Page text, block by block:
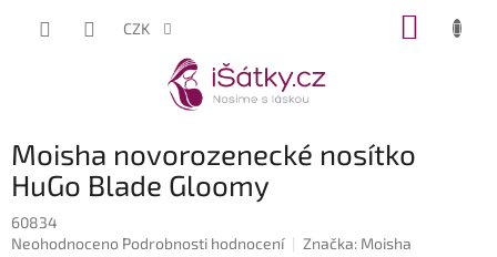
CZK
Moisha novorozenecké nosítko
HuGo Blade Gloomy
60834
Průměrné
Neohodnoceno Podrobnosti hodnocení Značka: Moisha